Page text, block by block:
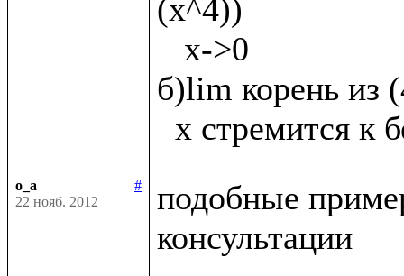
(х^4))
б)lim корень из
o_a
#
22 нояб. 2012
подобные